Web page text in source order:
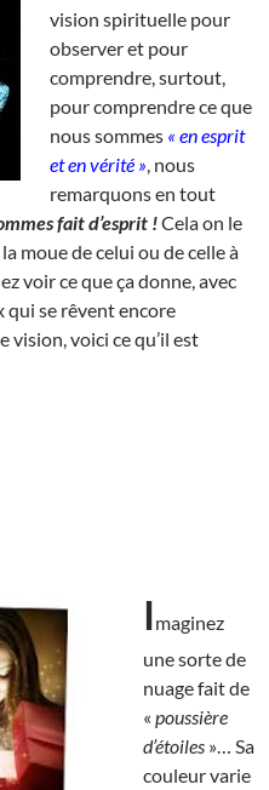
vision spirituelle pour
observer et pour
comprendre, surtout,
pour comprendre ce que
nous sommes « en esprit
et en vérité » , nous
remarquons en tout
fait d’esprit !Cela on le
moue de celui ou de celle à
voir ce que ça donne, avec
qui se rêvent encore
vision, voici ce qu’il est
Imaginez
une sorte de
nuage fait de
« poussière
d’étoiles »… Sa
couleur varie